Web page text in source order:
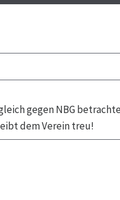
gegen NBG
dem Verein treu!